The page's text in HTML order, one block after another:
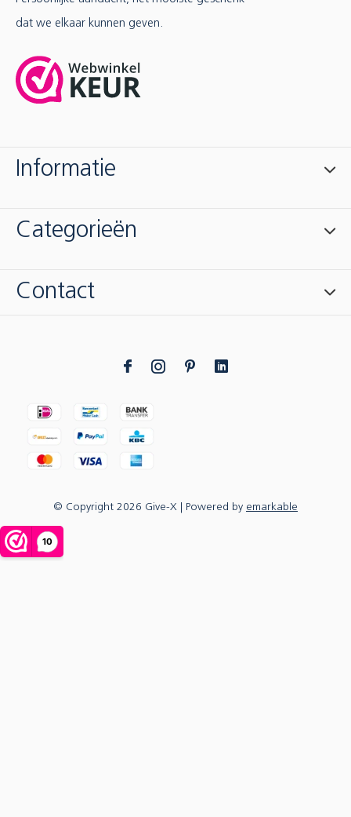
dat we elkaar kunnen geven.
Informatie
Categorieën
Contact
© Copyright 2026 Give-X | Powered by emarkable